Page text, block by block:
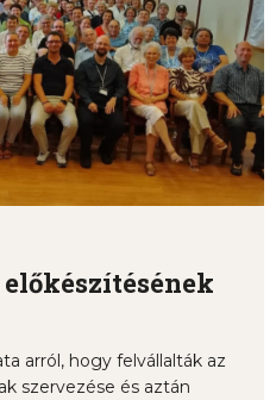
arról, hogy felvállalták az
szervezése és aztán